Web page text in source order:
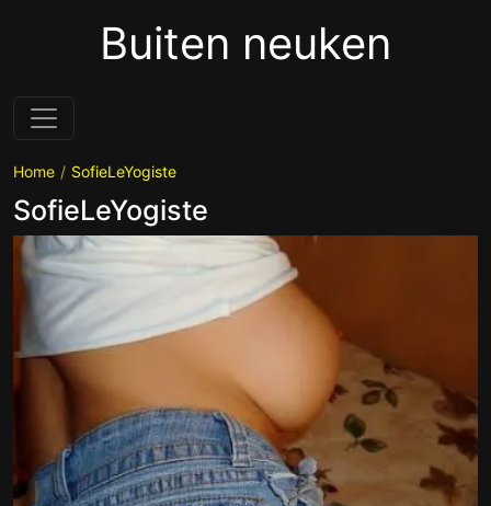
Buiten neuken
Home SofieLeYogiste
SofieLeYogiste